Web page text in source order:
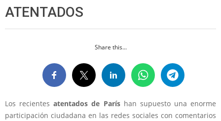
ATENTADOS
Share this...
Los recientesatentados de Paríshan supuesto una enorme
participación ciudadana en las redes sociales con comentarios